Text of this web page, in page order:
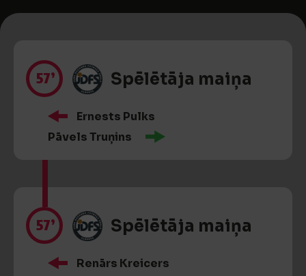
57’ Spēlētāja maiņa
Ernests Pulks
Pāvels Truņins
57’ Spēlētāja maiņa
Renārs Kreicers